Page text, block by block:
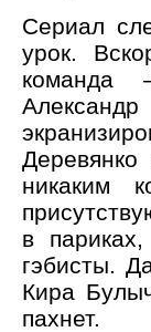
Сериал
урок.
команда
никаким
в
гэбисты.
Кира
пахнет.